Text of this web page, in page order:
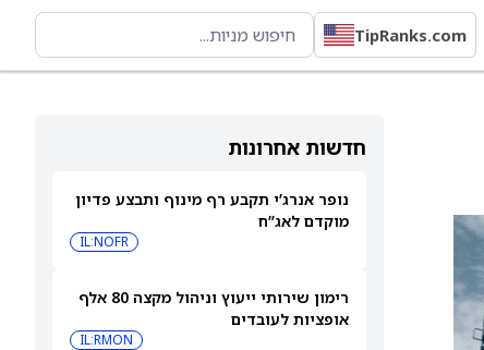
TipRanks.com
חדשות אחרונות
נופר אנרג’י תקבע רף מינוף ותבצע פדיון
מוקדם לאג”ח
IL:NOFR
רימון שירותי ייעוץ וניהול מקצה 80 אלף
אופציות לעובדים
IL:RMON